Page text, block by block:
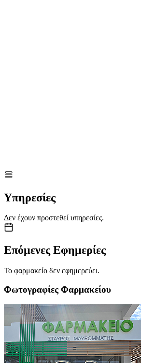
Υπηρεσίες
Δεν έχουν προστεθεί υπηρεσίες.
Επόμενες Εφημερίες
Το φαρμακείο δεν εφημερεύει.
Φωτογραφίες Φαρμακείου